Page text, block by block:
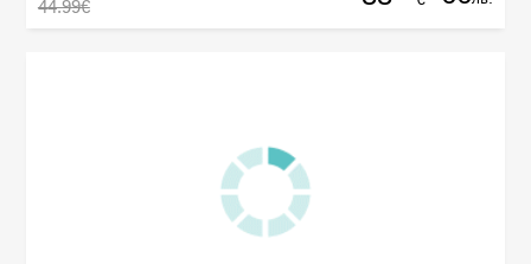
44.99€